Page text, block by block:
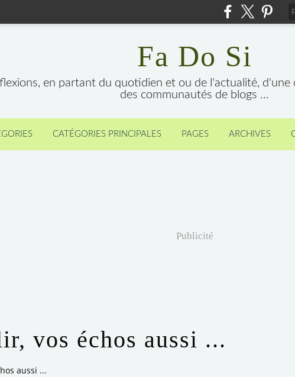
Fa Do Si
en partant du quotidien et ou de l'actualité,
des communautés de blogs ...
CATÉGORIES PRINCIPALES PAGES ARCHIVES
Publicité
vos échos aussi ...
aussi ...